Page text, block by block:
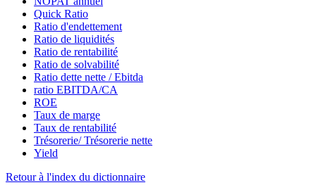
Quick Ratio
Ratio d'endettement
Ratio de liquidités
Ratio de rentabilité
Ratio de solvabilité
Ratio dette nette / Ebitda
ratio EBITDA/CA
ROE
Taux de marge
Taux de rentabilité
Trésorerie/ Trésorerie nette
Yield
Retour à l'index du dictionnaire